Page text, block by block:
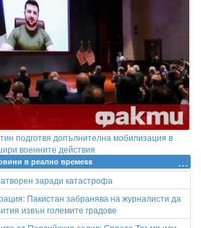
подготвя допълнителна мобилизация в
военните действия
в реално времеss
заради катастрофа
Пакистан забранява на журналисти да
извън големите градове